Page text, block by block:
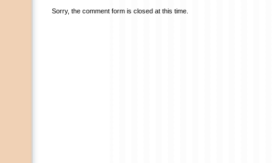
Sorry, the comment form is closed at this time.